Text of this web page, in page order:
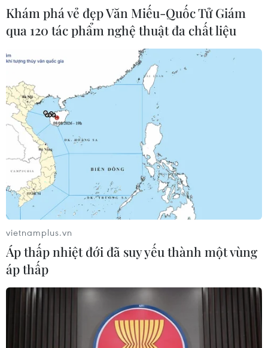
Khám phá vẻ đẹp Văn Miếu-Quốc Tử Giám
qua 120 tác phẩm nghệ thuật đa chất liệu
vietnamplus.vn
Áp thấp nhiệt đới đã suy yếu thành một vùng
áp thấp